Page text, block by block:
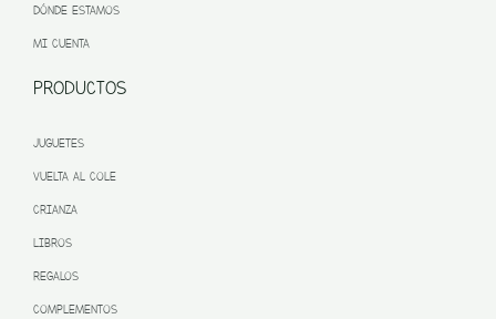
DÓNDE ESTAMOS
MI CUENTA
PRODUCTOS
JUGUETES
VUELTA AL COLE
CRIANZA
LIBROS
REGALOS
COMPLEMENTOS